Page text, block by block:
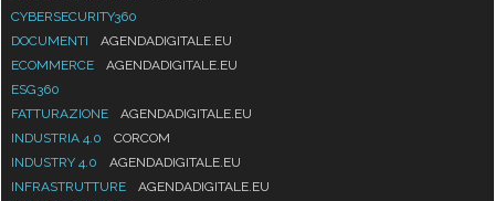
CYBERSECURITY360
DOCUMENTI
AGENDADIGITALE.EU
ECOMMERCE
AGENDADIGITALE.EU
ESG360
FATTURAZIONE
AGENDADIGITALE.EU
INDUSTRIA 4.0
CORCOM
INDUSTRY 4.0
AGENDADIGITALE.EU
INFRASTRUTTURE
AGENDADIGITALE.EU